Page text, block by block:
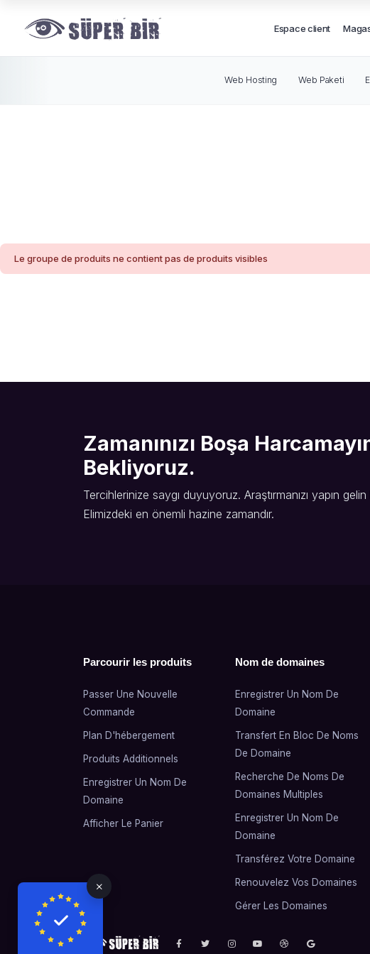
Espace client
Web Hosting Web Paketi
Le groupe de produits ne contient pas de produits visibles
Zamanınızı Boşa
Bekliyoruz.
Tercihlerinize saygı duyuyoruz. Araştırmanızı yapın
Elimizdeki en önemli hazine zamandır.
Parcourir les produits
Passer Une Nouvelle
Commande
Plan D'hébergement
Produits Additionnels
Enregistrer Un Nom De
Domaine
Afficher Le Panier
Nom de domaines
Enregistrer Un Nom De
Domaine
Transfert En Bloc De Noms
De Domaine
Recherche De Noms De
Domaines Multiples
Enregistrer Un Nom De
Domaine
Transférez Votre Domaine
Renouvelez Vos Domaines
Gérer Les Domaines